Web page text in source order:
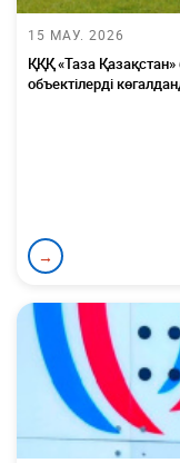
15 МАУ. 2026
ҚҚҚ «Таза
объектілерді
→